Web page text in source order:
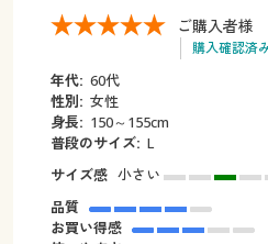
ご購入者様
購入確認済
年代: 60代
性別: 女性
身長: 150～155cm
普段のサイズ: L
サイズ感 小さい
品質
お買い得感